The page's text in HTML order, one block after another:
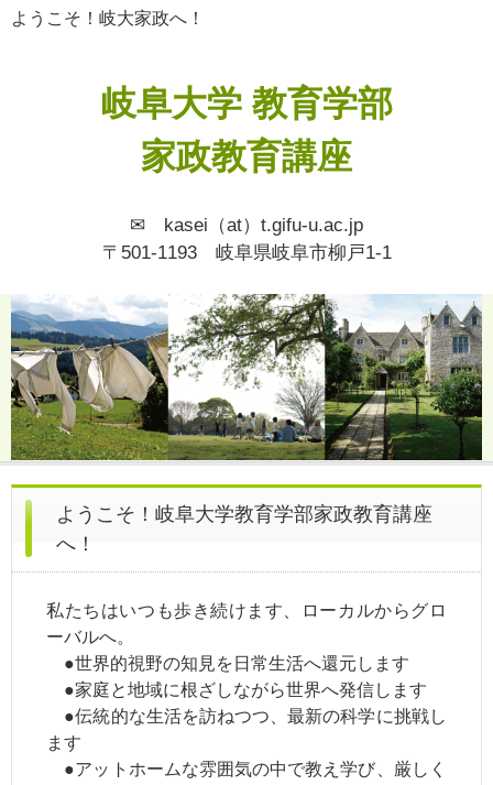
岐阜大学 教育学部
家政教育講座
ようこそ！岐大家政へ！
✉ kasei（at）t.gifu-u.ac.jp
〒501-1193 岐阜県岐阜市柳戸1-1
ようこそ！岐阜大学教育学部家政教育講座
へ！
私たちはいつも歩き続けます、ローカルからグロ
ーバルへ。
●世界的視野の知見を 日常生活へ還元します
●家庭と地域に根ざしながら世界へ発信します
●伝統的な生活を訪ねつつ、最新の科学に挑戦し
ます
●アットホームな雰囲気の中で教え学び、厳しく